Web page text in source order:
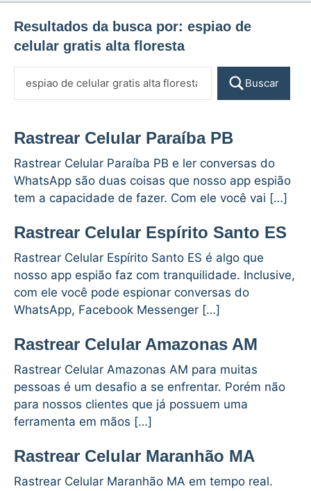
Resultados da busca por: espiao de
celular gratis alta floresta
Buscar
Rastrear Celular Paraíba PB
Rastrear Celular Paraíba PB e ler conversas do
WhatsApp são duas coisas que nosso app espião
tem a capacidade de fazer. Com ele você vai […]
Rastrear Celular Espírito Santo ES
Rastrear Celular Espírito Santo ES é algo que
nosso app espião faz com tranquilidade. Inclusive,
com ele você pode espionar conversas do
WhatsApp, Facebook Messenger […]
Rastrear Celular Amazonas AM
Rastrear Celular Amazonas AM para muitas
pessoas é um desafio a se enfrentar. Porém não
para nossos clientes que já possuem uma
ferramenta em mãos […]
Rastrear Celular Maranhão MA
Rastrear Celular Maranhão MA em tempo real.